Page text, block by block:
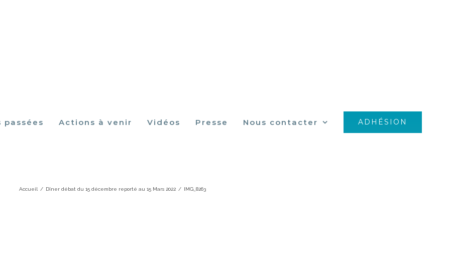
passées Actions à venir Vidéos Presse Nous contacter ADHÉSION
Accueil / Dîner débat du 15 décembre reporté au 15 Mars 2022 / IMG_8263